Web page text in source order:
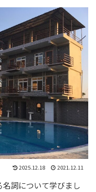
2025.12.18 2021.12.11
詞について学びまし